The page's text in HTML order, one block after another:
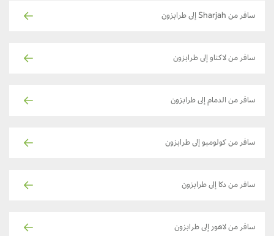
سافر من Sharjah إلى طرابزون
سافر من لاكناو إلى طرابزون
سافر من الدمام إلى طرابزون
سافر من كولومبو إلى طرابزون
سافر من دكا إلى طرابزون
سافر من لاهور إلى طرابزون